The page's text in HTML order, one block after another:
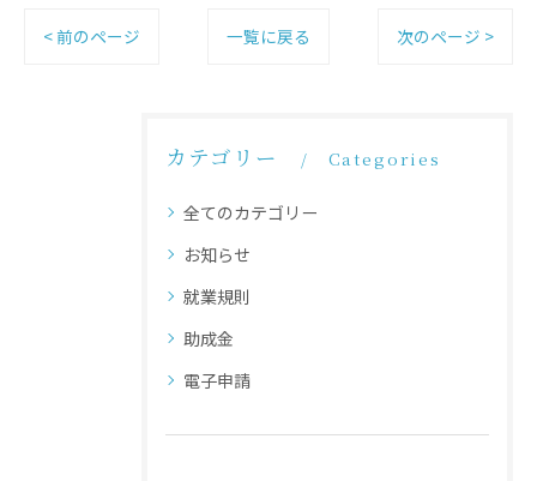
< 前のページ 一覧に戻る 次のページ >
カテゴリー Categories
全てのカテゴリー
お知らせ
就業規則
助成金
電子申請